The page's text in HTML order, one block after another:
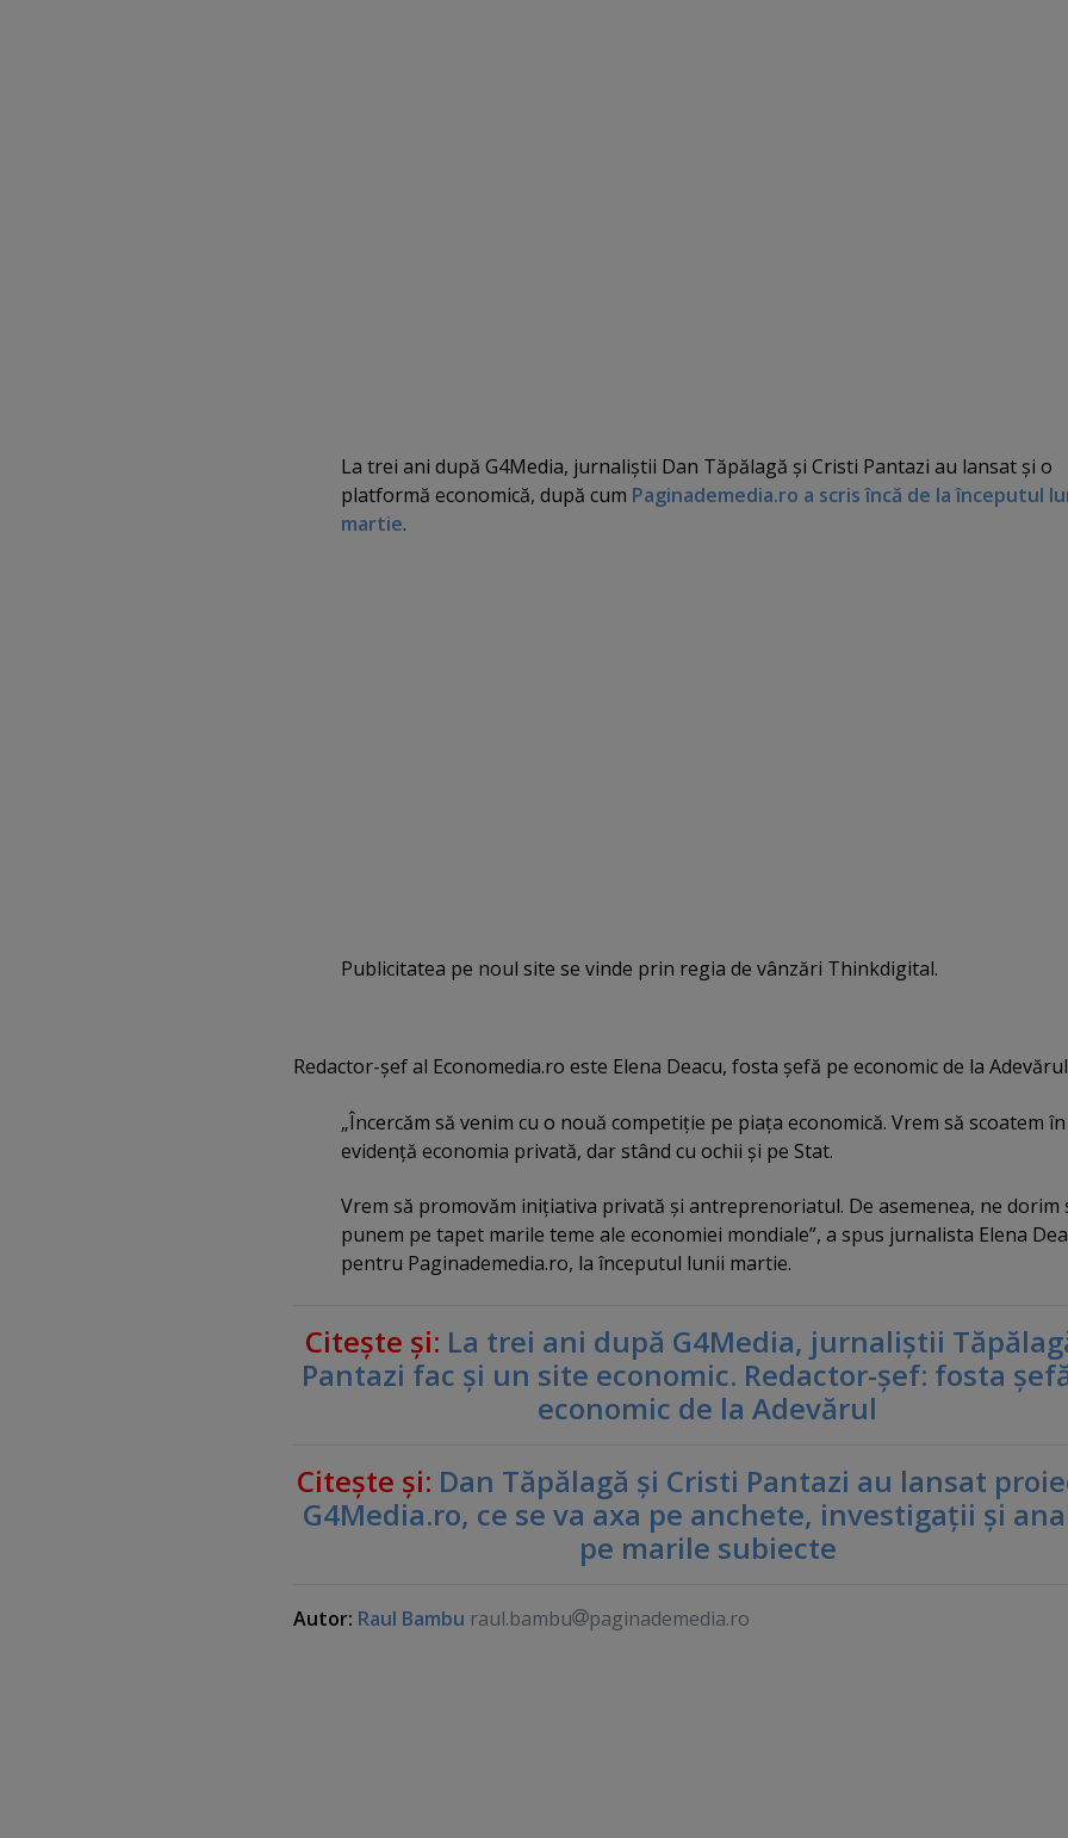
La trei ani după G4Media, jurnaliştii Dan Tăpălagă şi Cristi Pantazi au lansat şi o
platformă economică, după cum Paginademedia.ro a scris încă de la începutul
martie.
Publicitatea pe noul site se vinde prin regia de vânzări Thinkdigital.
Redactor-şef al Economedia.ro este Elena Deacu, fosta şefă pe economic de la
„Încercăm să venim cu o nouă competiţie pe piaţa economică. Vrem să scoatem în
evidenţă economia privată, dar stând cu ochii şi pe Stat.
Vrem să promovăm iniţiativa privată şi antreprenoriatul. De asemenea, ne dorim
punem pe tapet marile teme ale economiei mondiale”, a spus jurnalista Elena
pentru Paginademedia.ro, la începutul lunii martie.
Citeşte şi: La trei ani după G4Media, jurnaliştii
Pantazi fac şi un site economic. Redactor-şef: fosta
economic de la Adevărul
Citeşte şi: Dan Tăpălagă şi Cristi Pantazi au lansat
G4Media.ro, ce se va axa pe anchete, investigaţii şi
pe marile subiecte
Autor: Raul Bambu raul.bambu paginademedia.ro